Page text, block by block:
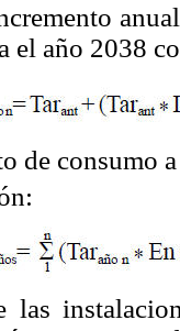
el año 2038
de consumo